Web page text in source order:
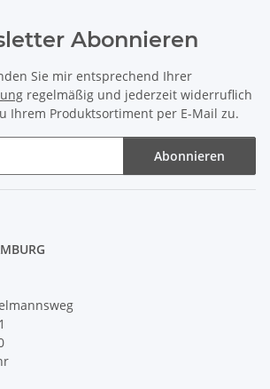
Abonnieren
Sie mir entsprechend Ihrer
regelmäßig und jederzeit widerruflich
Ihrem Produktsortiment per E-Mail zu.
Abonnieren